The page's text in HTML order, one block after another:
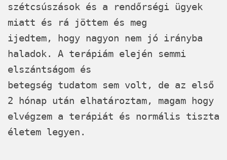
szétcsúszások és a rendőrségi ügyek
miatt és rá jöttem és meg
ijedtem, hogy nagyon nem jó irányba
haladok. A terápiám elején semmi
elszántságom és
betegség tudatom sem volt, de az első
2 hónap után elhatároztam, magam hogy
elvégzem a terápiát és normális tiszta
életem legyen.